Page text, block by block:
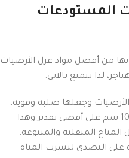
المستودعات
من أفضل مواد عزل الأرضيات
لذا تتمتع بالآتي:
وجعلها صلبة وقوية،
حيث يتم تطبيق هذه المادة بسمك 10 سم على أقصى تقدير وهذا
المتقلبة والمتنوعة.
على التصدي لتسرب المياه